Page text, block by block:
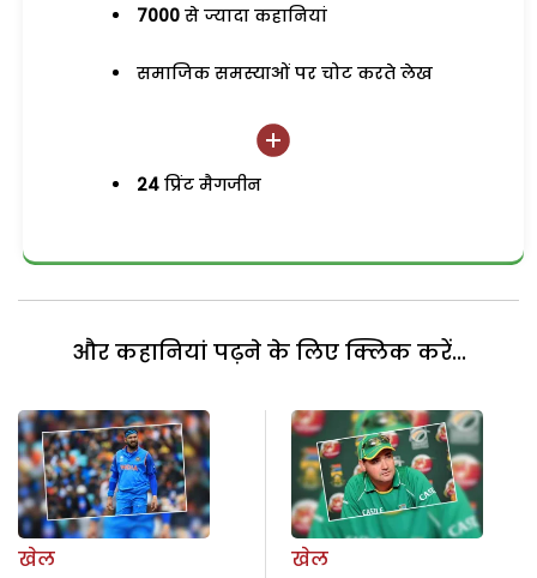
7000 से ज्यादा कहानियां
समाजिक समस्याओं पर चोट करते लेख
24 प्रिंट मैगजीन
और कहानियां पढ़ने के लिए क्लिक करें...
खेल
खेल